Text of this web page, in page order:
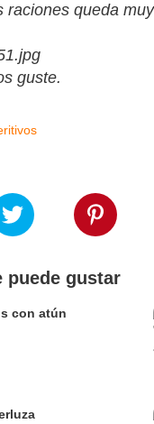
raciones queda
guste.
puede gustar
con atún